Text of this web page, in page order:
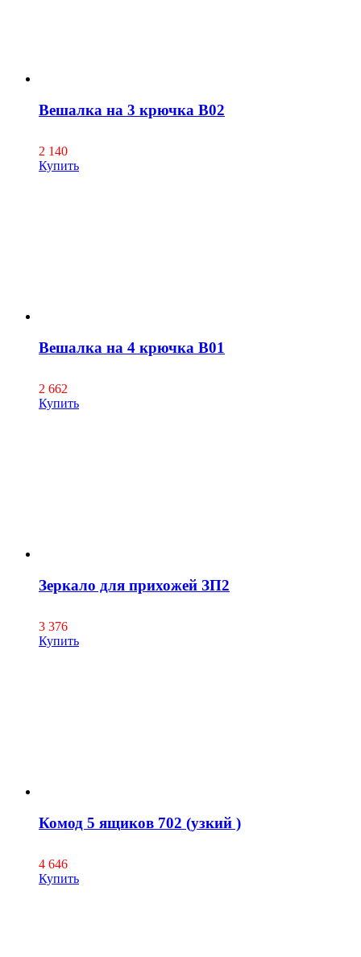
Вешалка на 3 крючка В02
2 140
Купить
Вешалка на 4 крючка В01
2 662
Купить
Зеркало для прихожей ЗП2
3 376
Купить
Комод 5 ящиков 702 (узкий )
4 646
Купить